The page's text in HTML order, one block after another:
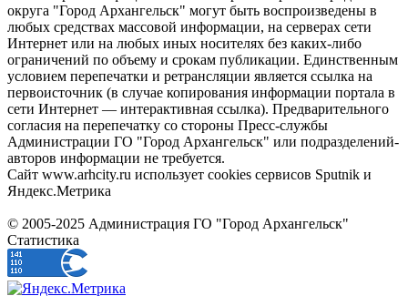
округа "Город Архангельск" могут быть воспроизведены в
любых средствах массовой информации, на серверах сети
Интернет или на любых иных носителях без каких-либо
ограничений по объему и срокам публикации. Единственным
условием перепечатки и ретрансляции является ссылка на
первоисточник (в случае копирования информации портала в
сети Интернет — интерактивная ссылка). Предварительного
согласия на перепечатку со стороны Пресс-службы
Администрации ГО "Город Архангельск" или подразделений-
авторов информации не требуется.
Сайт www.arhcity.ru использует cookies сервисов Sputnik и
Яндекс.Метрика
© 2005-2025 Администрация ГО "Город Архангельск"
Статистика